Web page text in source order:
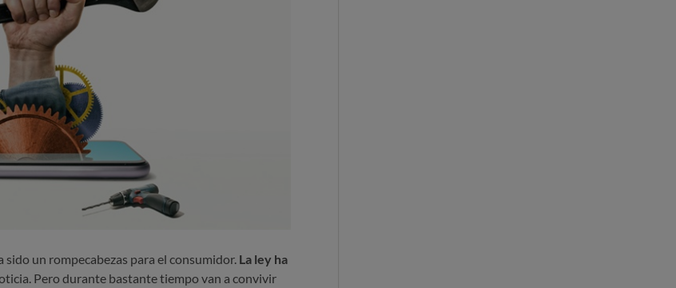
un rompecabezas para el consumidor. La ley ha
Pero durante bastante tiempo van a convivir